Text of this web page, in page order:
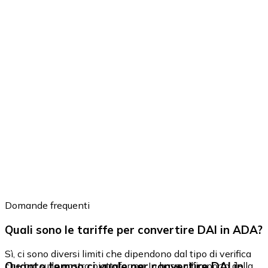
Domande frequenti
Quali sono le tariffe per convertire DAI in ADA?
Sì, ci sono diversi limiti che dipendono dal tipo di verifica